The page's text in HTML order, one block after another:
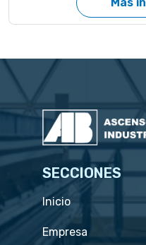
SECCIONES
Inicio
Empresa